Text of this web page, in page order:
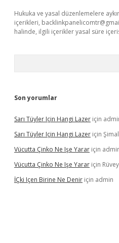
Hukuka ve yasal düzenlemelere
içerikleri,
halinde, ilgili içerikler yasal süre
Son yorumlar
Sarı Tüyler Için Hangi Lazer için
Sarı Tüyler Için Hangi Lazer için Şimal
Vücutta Çinko Ne Işe Yarar için
Vücutta Çinko Ne Işe Yarar için
İÇki Içen Birine Ne Denir için admin